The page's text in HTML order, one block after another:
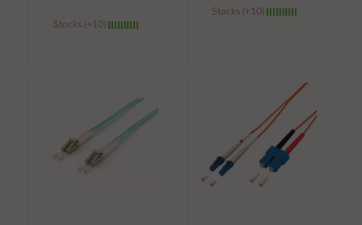
Stocks (+10)
Stocks (+10)